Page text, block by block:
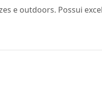
e outdoors. Possui